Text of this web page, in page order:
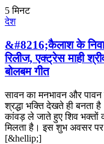
5मिनट
देश
&#8216;कैलाश के
रिलीज, एक्ट्रेस माही
बोलबम गीत
सावन का मनभावन और पावन
श्रद्धा भक्ति देखते ही बनता
कांवड़ ले जाते हुए शिव
मिलता है। इस शुभ अवसर
[&hellip;]